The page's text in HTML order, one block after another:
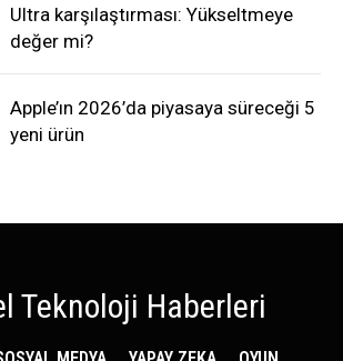
Ultra karşılaştırması: Yükseltmeye
değer mi?
Apple’ın 2026’da piyasaya süreceği 5
yeni ürün
Teknoloji Haberleri